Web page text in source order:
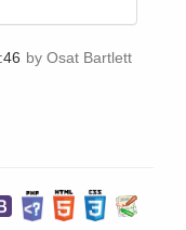
by Osat Bartlett